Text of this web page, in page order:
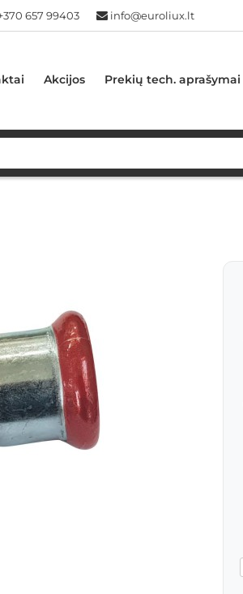
657 99403 info@euroliux.lt
Akcijos Prekių tech. aprašymai